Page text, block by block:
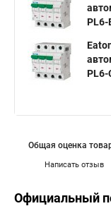
PL6-
PL6-
Написать отзыв
Общая оценка
Официальный